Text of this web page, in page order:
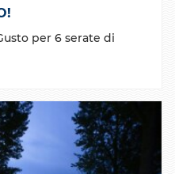
per 6 serate di